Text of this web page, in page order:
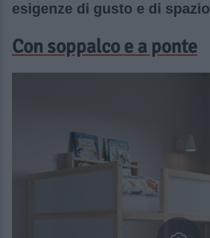
esigenze di gusto e di spazio
Con soppalco e a ponte